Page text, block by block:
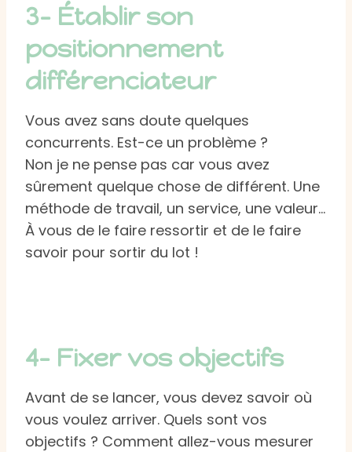
3- Établir son
positionnement
différenciateur
Vous avez sans doute quelques
concurrents. Est-ce un problème ?
Non je ne pense pas car vous avez
sûrement quelque chose de différent. Une
méthode de travail, un service, une valeur…
À vous de le faire ressortir et de le faire
savoir pour sortir du lot !
4- Fixer vos objectifs
Avant de se lancer, vous devez savoir où
vous voulez arriver. Quels sont vos
objectifs ? Comment allez-vous mesurer